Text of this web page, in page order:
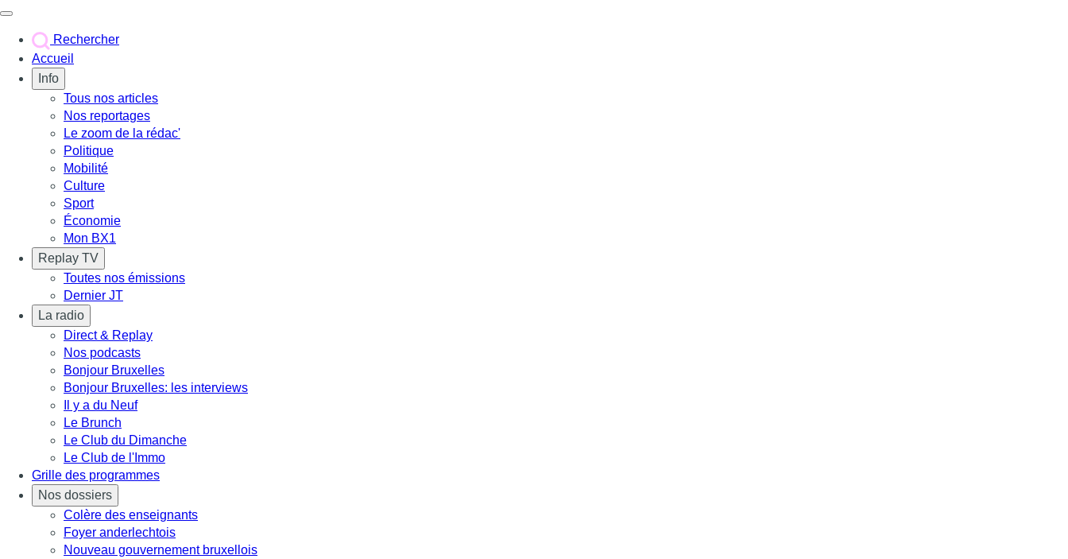
Rechercher
Accueil
Info
Tous nos articles
Nos reportages
Le zoom de la rédac'
Politique
Mobilité
Culture
Sport
Économie
Mon BX1
Replay TV
Toutes nos émissions
Dernier JT
La radio
Direct & Replay
Nos podcasts
Bonjour Bruxelles
Bonjour Bruxelles: les interviews
Il y a du Neuf
Le Brunch
Le Club du Dimanche
Le Club de l'Immo
Grille des programmes
Nos dossiers
Colère des enseignants
Foyer anderlechtois
Nouveau gouvernement bruxellois